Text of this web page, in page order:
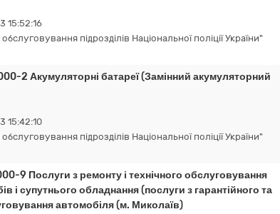
15:52:16
підрозділів Національної поліції України"
2 Акумуляторні батареї (Замінний акумуляторний
15:42:10
підрозділів Національної поліції України"
9 Послуги з ремонту і технічного обслуговування
і супутнього обладнання (послуги з гарантійного та
автомобіля (м. Миколаїв)